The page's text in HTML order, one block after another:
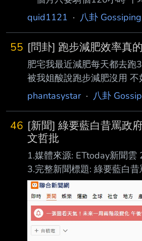
有最低月工資了 平均1天騎
竟只是個外送員!!! 我沒別的
天8小時 通勤時間 來回至少
資的啊 上班交通工具的消耗
道2輪外送員就有比較高尚?
力 賺得就比2輪外送員多~
會被親友看不起~
quid1121 · 八卦 Gossiping
55 [問卦] 跑步減肥效率真
肥宅我最近減肥每天都去跑
被我姐酸說跑步減肥沒用
效果 要我把早餐的炒飯跟鍋
phantasystar· 八卦
46 [新聞] 綠要藍白昔罵政
文哲批
1.媒體來源: ETtoday新聞雲
3.完整新聞標題: 綠要藍白
歉 柯文哲批王八蛋：別把
新聞內文: 慈濟採購BNT疫
黨要求當年批評蔡政府、時
擋疫 苗的藍白政治人物道
黨主席柯文哲今（9日）批